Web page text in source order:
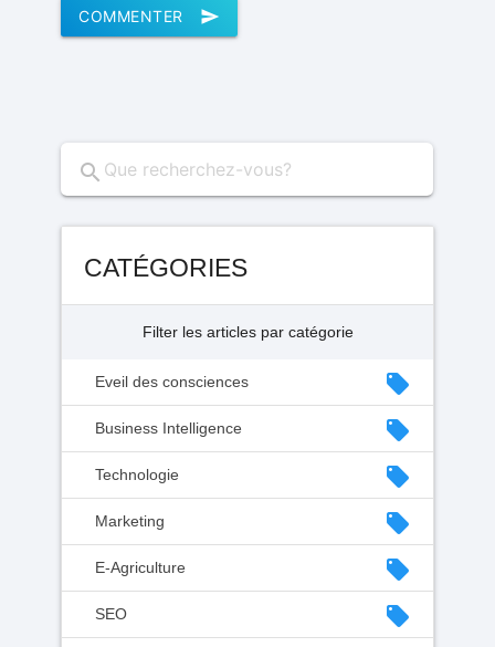
COMMENTER send
search
CATÉGORIES
Filter les articles par catégorie
Eveil des consciences local_offer
Business Intelligence local_offer
Technologie local_offer
Marketing local_offer
E-Agriculture local_offer
SEO local_offer